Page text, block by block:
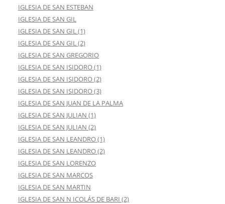
IGLESIA DE SAN ESTEBAN
IGLESIA DE SAN GIL
IGLESIA DE SAN GIL (1)
IGLESIA DE SAN GIL (2)
IGLESIA DE SAN GREGORIO
IGLESIA DE SAN ISIDORO (1)
IGLESIA DE SAN ISIDORO (2)
IGLESIA DE SAN ISIDORO (3)
IGLESIA DE SAN JUAN DE LA PALMA
IGLESIA DE SAN JULIAN (1)
IGLESIA DE SAN JULIAN (2)
IGLESIA DE SAN LEANDRO (1)
IGLESIA DE SAN LEANDRO (2)
IGLESIA DE SAN LORENZO
IGLESIA DE SAN MARCOS
IGLESIA DE SAN MARTIN
IGLESIA DE SAN N ICOLÁS DE BARI (2)